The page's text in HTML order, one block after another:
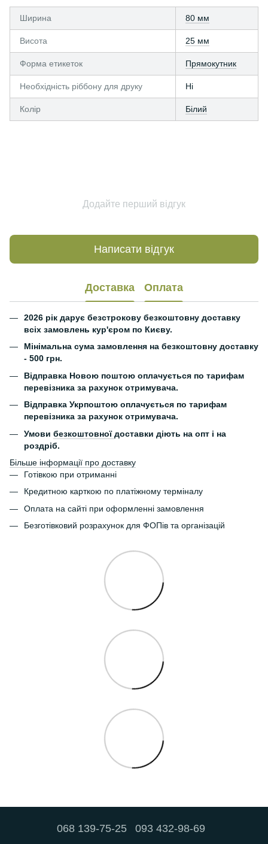
Ширина 80 мм
Висота 25 мм
Форма етикеток Прямокутник
Необхідність ріббону для друку Ні
Колір Білий
Додайте перший відгук
Написати відгук
Доставка Оплата
2026 рік дарує безстрокову безкоштовну доставку
всіх замовлень кур'єром по Києву.
Мінімальна сума замовлення на безкоштовну доставку
- 500 грн.
Відправка Новою поштою оплачується по тарифам
перевізника за рахунок отримувача.
Відправка Укрпоштою оплачується по тарифам
перевізника за рахунок отримувача.
Умови безкоштовноїдоставки діють на опт і на
роздріб.
Більше інформації про доставку
Готівкою при отриманні
Кредитною карткою по платіжному терміналу
Оплата на сайті при оформленні замовлення
Безготівковий розрахунок для ФОПів та організацій
068 139-75-25 093 432-98-69